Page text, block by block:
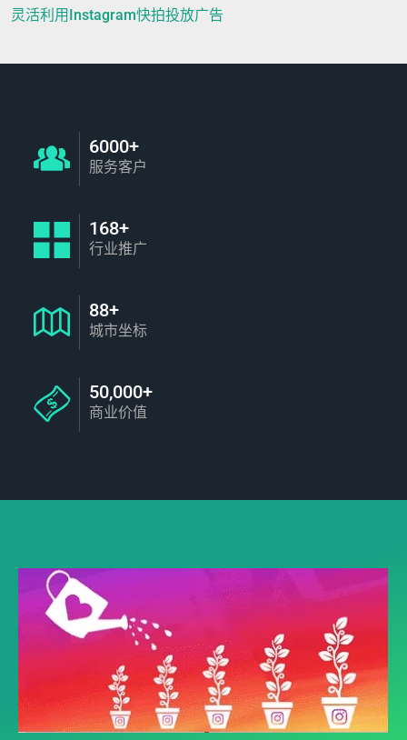
灵活利用Instagram快拍投放广告
6000+
服务客户
168+
行业推广
88+
城市坐标
50,000+
商业价值